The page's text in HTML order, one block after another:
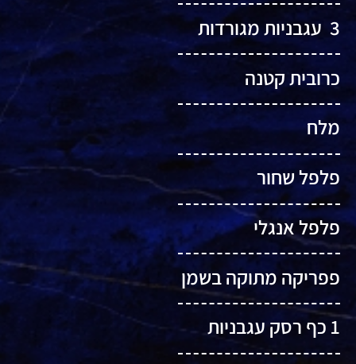
3 עגבניות מגורדות
כרובית קטנה
מלח
פלפל שחור
פלפל אנגלי
פפריקה מתוקה בשמן
1 כף רסק עגבניות